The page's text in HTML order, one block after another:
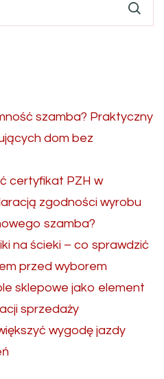
szamba? Praktyczny
dom bez
certyfikat PZH w
zgodności wyrobu
szamba?
na ścieki – co sprawdzić
przed wyborem
sklepowe jako element
sprzedaży
wygodę jazdy